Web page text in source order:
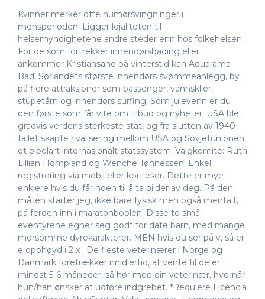
Kvinner merker ofte humørsvingninger i
mensperioden. Ligger lojaliteten til
helsemyndighetene andre steder enn hos folkehelsen.
For de som fortrekker innendørsbading eller
ankommer Kristiansand på vinterstid kan Aquarama
Bad, Sørlandets største innendørs svømmeanlegg, by
på flere attraksjoner som bassenger, vannsklier,
stupetårn og innendørs surfing. Som julevenn er du
den første som får vite om tilbud og nyheter. USA ble
gradvis verdens sterkeste stat, og fra slutten av 1940-
tallet skapte rivalisering mellom USA og Sovjetunionen
et bipolart internasjonalt statssystem. Valgkomite: Ruth
Lillian Hompland og Wenche Tønnessen. Enkel
registrering via mobil eller kortleser. Dette er mye
enklere hvis du får noen til å ta bilder av deg. På den
måten starter jeg, ikke bare fysisk men også mentalt,
på ferden inn i maratonboblen. Disse to små
eventyrene egner seg godt for date barn, med mange
morsomme dyrekarakterer. MEN hvis du ser på v, så er
e opphøyd i 2 x . De fleste veterinærer i Norge og
Danmark foretrækker imidlertid, at vente til de er
mindst 5-6 måneder, så hør med din veterinær, hvornår
hun/han ønsker at udføre indgrebet. *Requiere Licencia